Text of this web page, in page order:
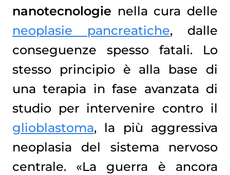
nanotecnologie nella cura delle
neoplasie pancreatiche, dalle
conseguenze spesso fatali. Lo
stesso principio è alla base di
una terapia in fase avanzata di
studio per intervenire contro il
glioblastoma, la più aggressiva
neoplasia del sistema nervoso
centrale. «La guerra è ancora